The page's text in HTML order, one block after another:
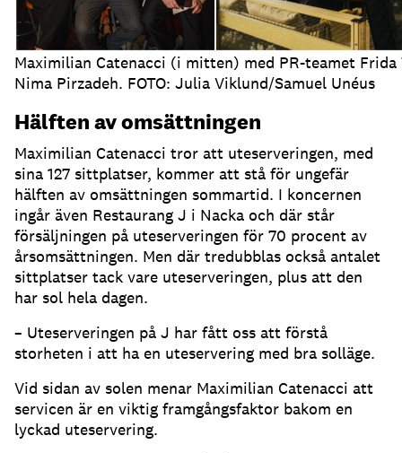
Maximilian Catenacci (i mitten) med PR-teamet Frida
Nima Pirzadeh. FOTO: Julia Viklund/Samuel Unéus
Hälften av omsättningen
Maximilian Catenacci tror att uteserveringen, med
sina 127 sittplatser, kommer att stå för ungefär
hälften av omsättningen sommartid. I koncernen
ingår även Restaurang J i Nacka och där står
försäljningen på uteserveringen för 70 procent av
årsomsättningen. Men där tredubblas också antalet
sittplatser tack vare uteserveringen, plus att den
har sol hela dagen.
– Uteserveringen på J har fått oss att förstå
storheten i att ha en uteservering med bra solläge.
Vid sidan av solen menar Maximilian Catenacci att
servicen är en viktig framgångsfaktor bakom en
lyckad uteservering.